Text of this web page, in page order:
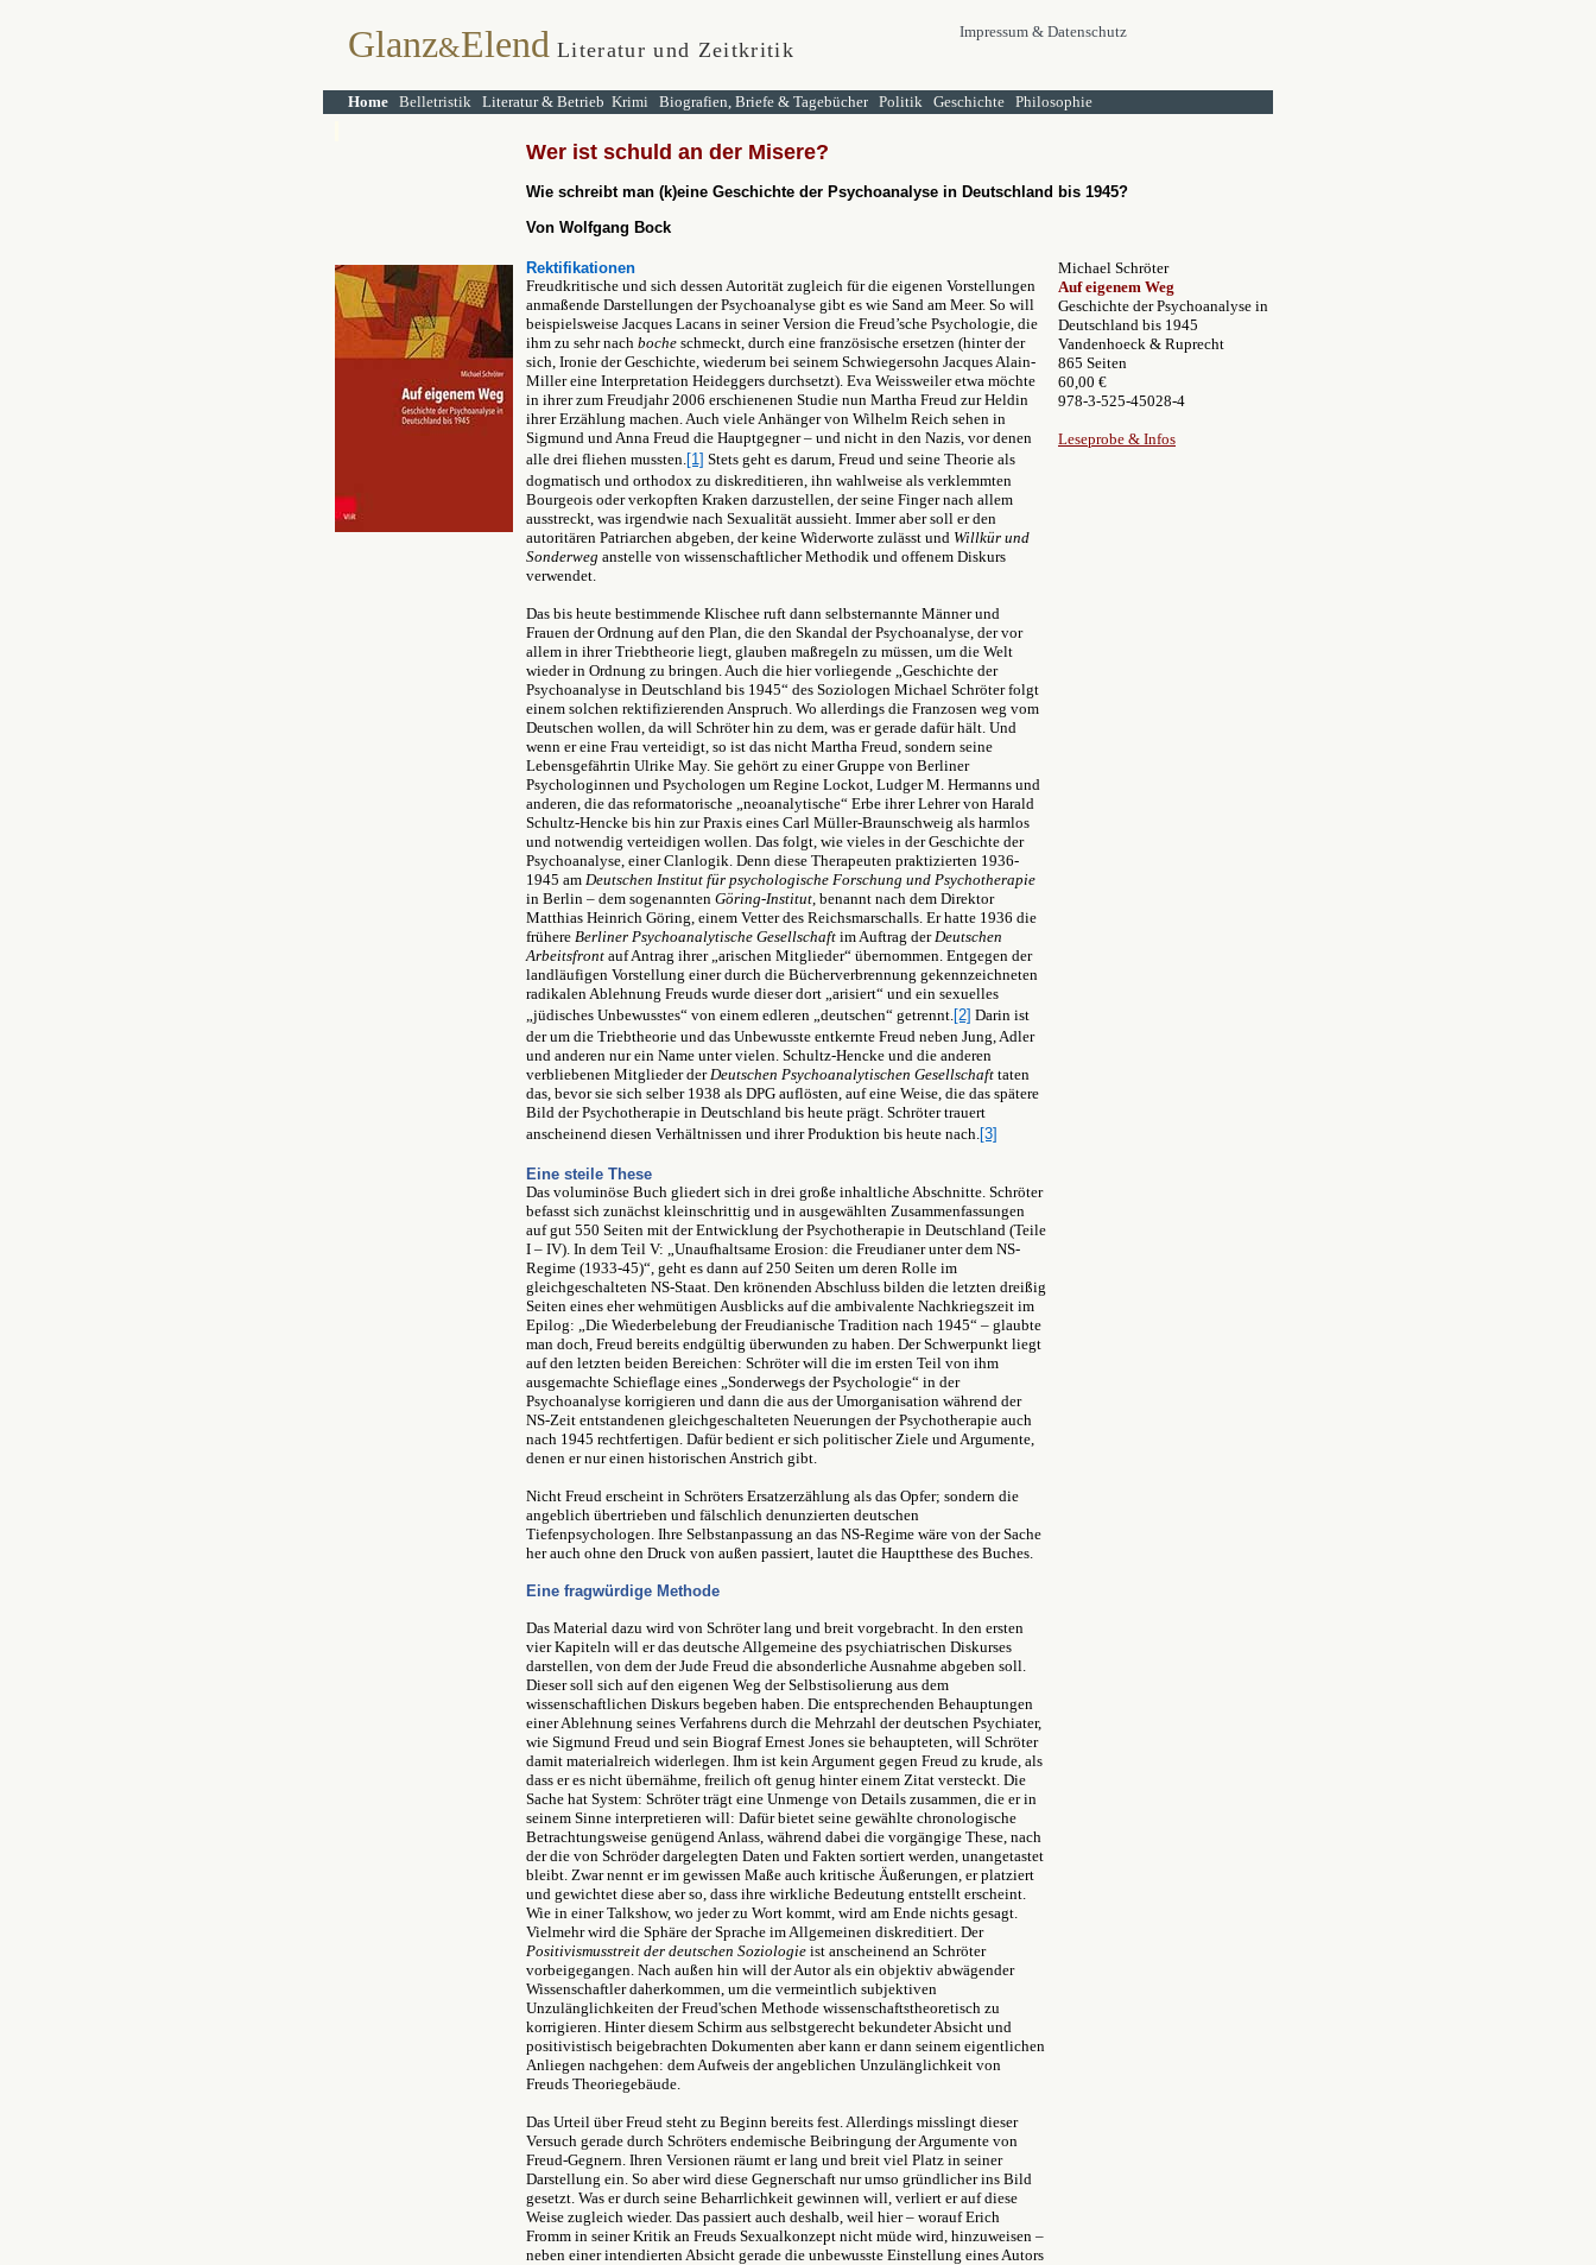
Glanz&Elend Literatur und Zeitkritik
Impressum & Datenschutz
Home Belletristik Literatur & Betrieb Krimi Biografien, Briefe & Tagebücher Politik Geschichte Philosophie
Wer ist schuld an der Misere?
Wie schreibt man (k)eine Geschichte der Psychoanalyse in Deutschland bis 1945?
Von Wolfgang Bock
Rektifikationen
Freudkritische und sich dessen Autorität zugleich für die eigenen Vorstellungen
anmaßende Darstellungen der Psychoanalyse gibt es wie Sand am Meer. So will
beispielsweise Jacques Lacans in seiner Version die Freud’sche Psychologie, die
ihm zu sehr nach boche schmeckt, durch eine französische ersetzen (hinter der
sich, Ironie der Geschichte, wiederum bei seinem Schwiegersohn Jacques Alain-
Miller eine Interpretation Heideggers durchsetzt). Eva Weissweiler etwa möchte
in ihrer zum Freudjahr 2006 erschienenen Studie nun Martha Freud zur Heldin
ihrer Erzählung machen. Auch viele Anhänger von Wilhelm Reich sehen in
Sigmund und Anna Freud die Hauptgegner – und nicht in den Nazis, vor denen
alle drei fliehen mussten.[1] Stets geht es darum, Freud und seine Theorie als
dogmatisch und orthodox zu diskreditieren, ihn wahlweise als verklemmten
Bourgeois oder verkopften Kraken darzustellen, der seine Finger nach allem
ausstreckt, was irgendwie nach Sexualität aussieht. Immer aber soll er den
autoritären Patriarchen abgeben, der keine Widerworte zulässt und Willkür und
Sonderweg anstelle von wissenschaftlicher Methodik und offenem Diskurs
verwendet.
Das bis heute bestimmende Klischee ruft dann selbsternannte Männer und
Frauen der Ordnung auf den Plan, die den Skandal der Psychoanalyse, der vor
allem in ihrer Triebtheorie liegt, glauben maßregeln zu müssen, um die Welt
wieder in Ordnung zu bringen. Auch die hier vorliegende „Geschichte der
Psychoanalyse in Deutschland bis 1945“ des Soziologen Michael Schröter folgt
einem solchen rektifizierenden Anspruch. Wo allerdings die Franzosen weg vom
Deutschen wollen, da will Schröter hin zu dem, was er gerade dafür hält. Und
wenn er eine Frau verteidigt, so ist das nicht Martha Freud, sondern seine
Lebensgefährtin Ulrike May. Sie gehört zu einer Gruppe von Berliner
Psychologinnen und Psychologen um Regine Lockot, Ludger M. Hermanns und
anderen, die das reformatorische „neoanalytische“ Erbe ihrer Lehrer von Harald
Schultz-Hencke bis hin zur Praxis eines Carl Müller-Braunschweig als harmlos
und notwendig verteidigen wollen. Das folgt, wie vieles in der Geschichte der
Psychoanalyse, einer Clanlogik. Denn diese Therapeuten praktizierten 1936-
1945 am Deutschen Institut für psychologische Forschung und Psychotherapie
in Berlin – dem sogenannten Göring-Institut, benannt nach dem Direktor
Matthias Heinrich Göring, einem Vetter des Reichsmarschalls. Er hatte 1936 die
frühere Berliner Psychoanalytische Gesellschaft im Auftrag derDeutschen
Arbeitsfront auf Antrag ihrer „arischen Mitglieder“ übernommen. Entgegen der
landläufigen Vorstellung einer durch die Bücherverbrennung gekennzeichneten
radikalen Ablehnung Freuds wurde dieser dort „arisiert“ und ein sexuelles
„jüdisches Unbewusstes“ von einem edleren „deutschen“ getrennt.[2] Darin ist
der um die Triebtheorie und das Unbewusste entkernte Freud neben Jung, Adler
und anderen nur ein Name unter vielen. Schultz-Hencke und die anderen
verbliebenen Mitglieder derDeutschen Psychoanalytischen Gesellschaft taten
das, bevor sie sich selber 1938 als DPG auflösten, auf eine Weise, die das spätere
Bild der Psychotherapie in Deutschland bis heute prägt. Schröter trauert
anscheinend diesen Verhältnissen und ihrer Produktion bis heute nach.[3]
Eine steile These
Das voluminöse Buch gliedert sich in drei große inhaltliche Abschnitte. Schröter
befasst sich zunächst kleinschrittig und in ausgewählten Zusammenfassungen
auf gut 550 Seiten mit der Entwicklung der Psychotherapie in Deutschland (Teile
I – IV). In dem Teil V: „Unaufhaltsame Erosion: die Freudianer unter dem NS-
Regime (1933-45)“, geht es dann auf 250 Seiten um deren Rolle im
gleichgeschalteten NS-Staat. Den krönenden Abschluss bilden die letzten dreißig
Seiten eines eher wehmütigen Ausblicks auf die ambivalente Nachkriegszeit im
Epilog: „Die Wiederbelebung der Freudianische Tradition nach 1945“ – glaubte
man doch, Freud bereits endgültig überwunden zu haben. Der Schwerpunkt liegt
auf den letzten beiden Bereichen: Schröter will die im ersten Teil von ihm
ausgemachte Schieflage eines „Sonderwegs der Psychologie“ in der
Psychoanalyse korrigieren und dann die aus der Umorganisation während der
NS-Zeit entstandenen gleichgeschalteten Neuerungen der Psychotherapie auch
nach 1945 rechtfertigen. Dafür bedient er sich politischer Ziele und Argumente,
denen er nur einen historischen Anstrich gibt.
Nicht Freud erscheint in Schröters Ersatzerzählung als das Opfer; sondern die
angeblich übertrieben und fälschlich denunzierten deutschen
Tiefenpsychologen. Ihre Selbstanpassung an das NS-Regime wäre von der Sache
her auch ohne den Druck von außen passiert, lautet die Hauptthese des Buches.
Eine fragwürdige Methode
Das Material dazu wird von Schröter lang und breit vorgebracht. In den ersten
vier Kapiteln will er das deutsche Allgemeine des psychiatrischen Diskurses
darstellen, von dem der Jude Freud die absonderliche Ausnahme abgeben soll.
Dieser soll sich auf den eigenen Weg der Selbstisolierung aus dem
wissenschaftlichen Diskurs begeben haben. Die entsprechenden Behauptungen
einer Ablehnung seines Verfahrens durch die Mehrzahl der deutschen Psychiater,
wie Sigmund Freud und sein Biograf Ernest Jones sie behaupteten, will Schröter
damit materialreich widerlegen. Ihm ist kein Argument gegen Freud zu krude, als
dass er es nicht übernähme, freilich oft genug hinter einem Zitat versteckt. Die
Sache hat System: Schröter trägt eine Unmenge von Details zusammen, die er in
seinem Sinne interpretieren will: Dafür bietet seine gewählte chronologische
Betrachtungsweise genügend Anlass, während dabei die vorgängige These, nach
der die von Schröder dargelegten Daten und Fakten sortiert werden, unangetastet
bleibt. Zwar nennt er im gewissen Maße auch kritische Äußerungen, er platziert
und gewichtet diese aber so, dass ihre wirkliche Bedeutung entstellt erscheint.
Wie in einer Talkshow, wo jeder zu Wort kommt, wird am Ende nichts gesagt.
Vielmehr wird die Sphäre der Sprache im Allgemeinen diskreditiert. Der
Positivismusstreit der deutschen Soziologie ist anscheinend an Schröter
vorbeigegangen. Nach außen hin will der Autor als ein objektiv abwägender
Wissenschaftler daherkommen, um die vermeintlich subjektiven
Unzulänglichkeiten der Freud'schen Methode wissenschaftstheoretisch zu
korrigieren. Hinter diesem Schirm aus selbstgerecht bekundeter Absicht und
positivistisch beigebrachten Dokumenten aber kann er dann seinem eigentlichen
Anliegen nachgehen: dem Aufweis der angeblichen Unzulänglichkeit von
Freuds Theoriegebäude.
Das Urteil über Freud steht zu Beginn bereits fest. Allerdings misslingt dieser
Versuch gerade durch Schröters endemische Beibringung der Argumente von
Freud-Gegnern. Ihren Versionen räumt er lang und breit viel Platz in seiner
Darstellung ein. So aber wird diese Gegnerschaft nur umso gründlicher ins Bild
gesetzt. Was er durch seine Beharrlichkeit gewinnen will, verliert er auf diese
Weise zugleich wieder. Das passiert auch deshalb, weil hier – worauf Erich
Fromm in seiner Kritik an Freuds Sexualkonzept nicht müde wird, hinzuweisen –
neben einer intendierten Absicht gerade die unbewusste Einstellung eines Autors
Michael Schröter
Auf eigenem Weg
Geschichte der Psychoanalyse in
Deutschland bis 1945
Vandenhoeck & Ruprecht
865 Seiten
60,00 €
978-3-525-45028-4
Leseprobe & Infos